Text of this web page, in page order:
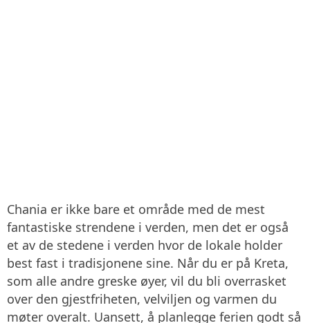
Chania er ikke bare et område med de mest
fantastiske strendene i verden, men det er også
et av de stedene i verden hvor de lokale holder
best fast i tradisjonene sine. Når du er på Kreta,
som alle andre greske øyer, vil du bli overrasket
over den gjestfriheten, velviljen og varmen du
møter overalt. Uansett, å planlegge ferien godt så